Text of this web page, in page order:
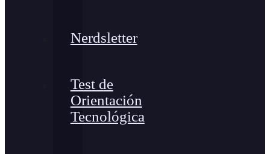
Nerdsletter
Test de
Orientación
Tecnológica